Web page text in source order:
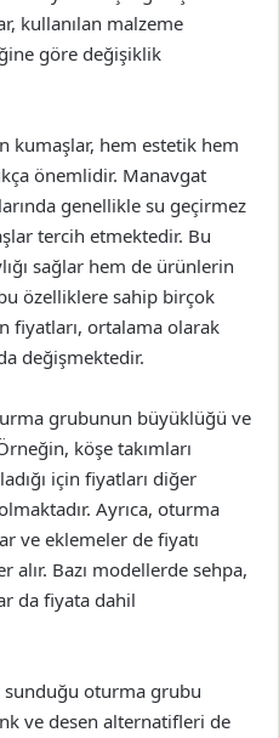
kullanılan malzeme
göre değişiklik
kumaşlar, hem estetik hem
önemlidir. Manavgat
genellikle su geçirmez
tercih etmektedir. Bu
sağlar hem de ürünlerin
özelliklere sahip birçok
fiyatları, ortalama olarak
değişmektedir.
grubunun büyüklüğü ve
köşe takımları
için fiyatları diğer
Ayrıca, oturma
ve eklemeler de fiyatı
alır. Bazı modellerde sehpa,
da fiyata dahil
sunduğu oturma grubu
ve desen alternatifleri de